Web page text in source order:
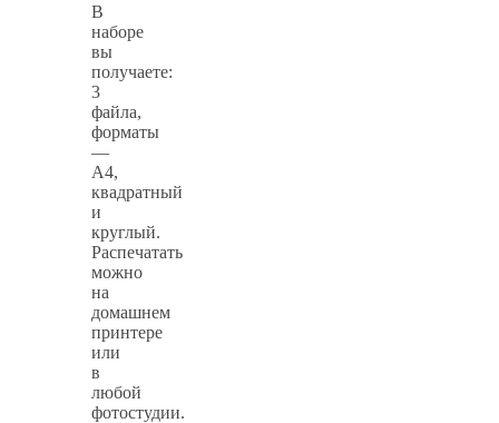
В
наборе
вы
получаете:
3
файла,
форматы
—
А4,
квадратный
и
круглый.
Распечатать
можно
на
домашнем
принтере
или
в
любой
фотостудии.